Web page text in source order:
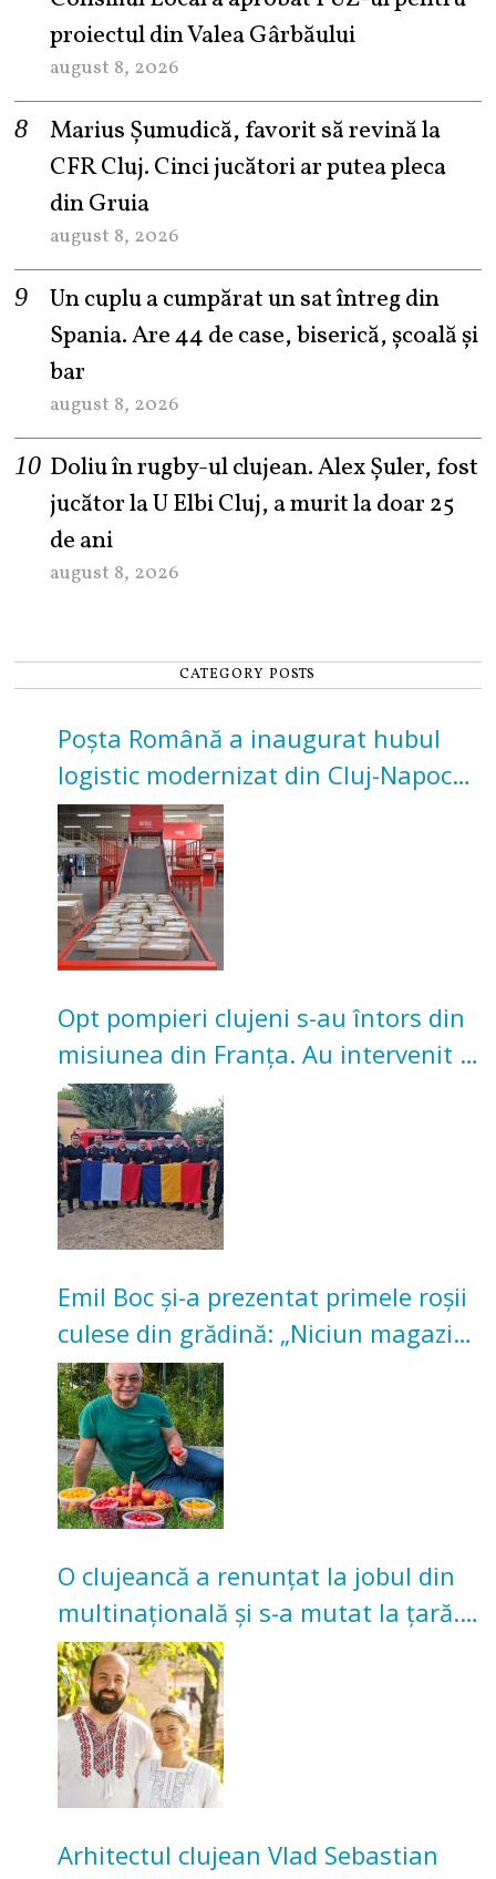
proiectul din Valea Gârbăului
august 8, 2026
Marius Șumudică, favorit să revină la
CFR Cluj. Cinci jucători ar putea pleca
din Gruia
august 8, 2026
Un cuplu a cumpărat un sat întreg din
Spania. Are 44 de case, biserică, școală și
bar
august 8, 2026
Doliu în rugby-ul clujean. Alex Șuler, fost
jucător la U Elbi Cluj, a murit la doar 25
de ani
august 8, 2026
CATEGORY POSTS
Poșta Română a inaugurat hubul
logistic modernizat din Cluj-Napoca.
Investiție de 3 milioane de euro
Opt pompieri clujeni s-au întors din
misiunea din Franța. Au intervenit la
incendii de vegetație și pădure
Emil Boc și-a prezentat primele roșii
culese din grădină: „Niciun magazin
nu poate oferi această satisfacție”
O clujeancă a renunțat la jobul din
multinațională și s-a mutat la țară.
Acum cultivă legume în grădina
bunicilor
Arhitectul clujean Vlad Sebastian